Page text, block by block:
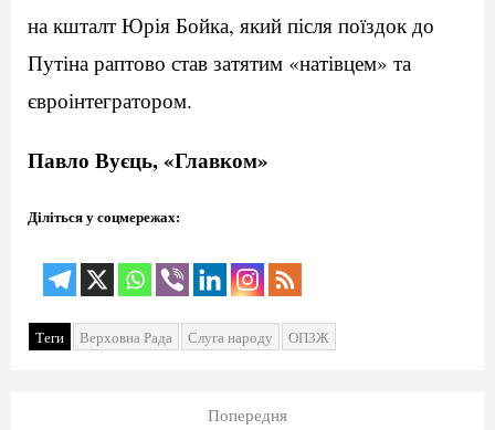
на кшталт Юрія Бойка, який після поїздок до
Путіна раптово став затятим «натівцем» та
євроінтегратором.
Павло Вуєць, «Главком»
Діліться у соцмережах:
Теги Верховна Рада Слуга народу ОПЗЖ
Попередня